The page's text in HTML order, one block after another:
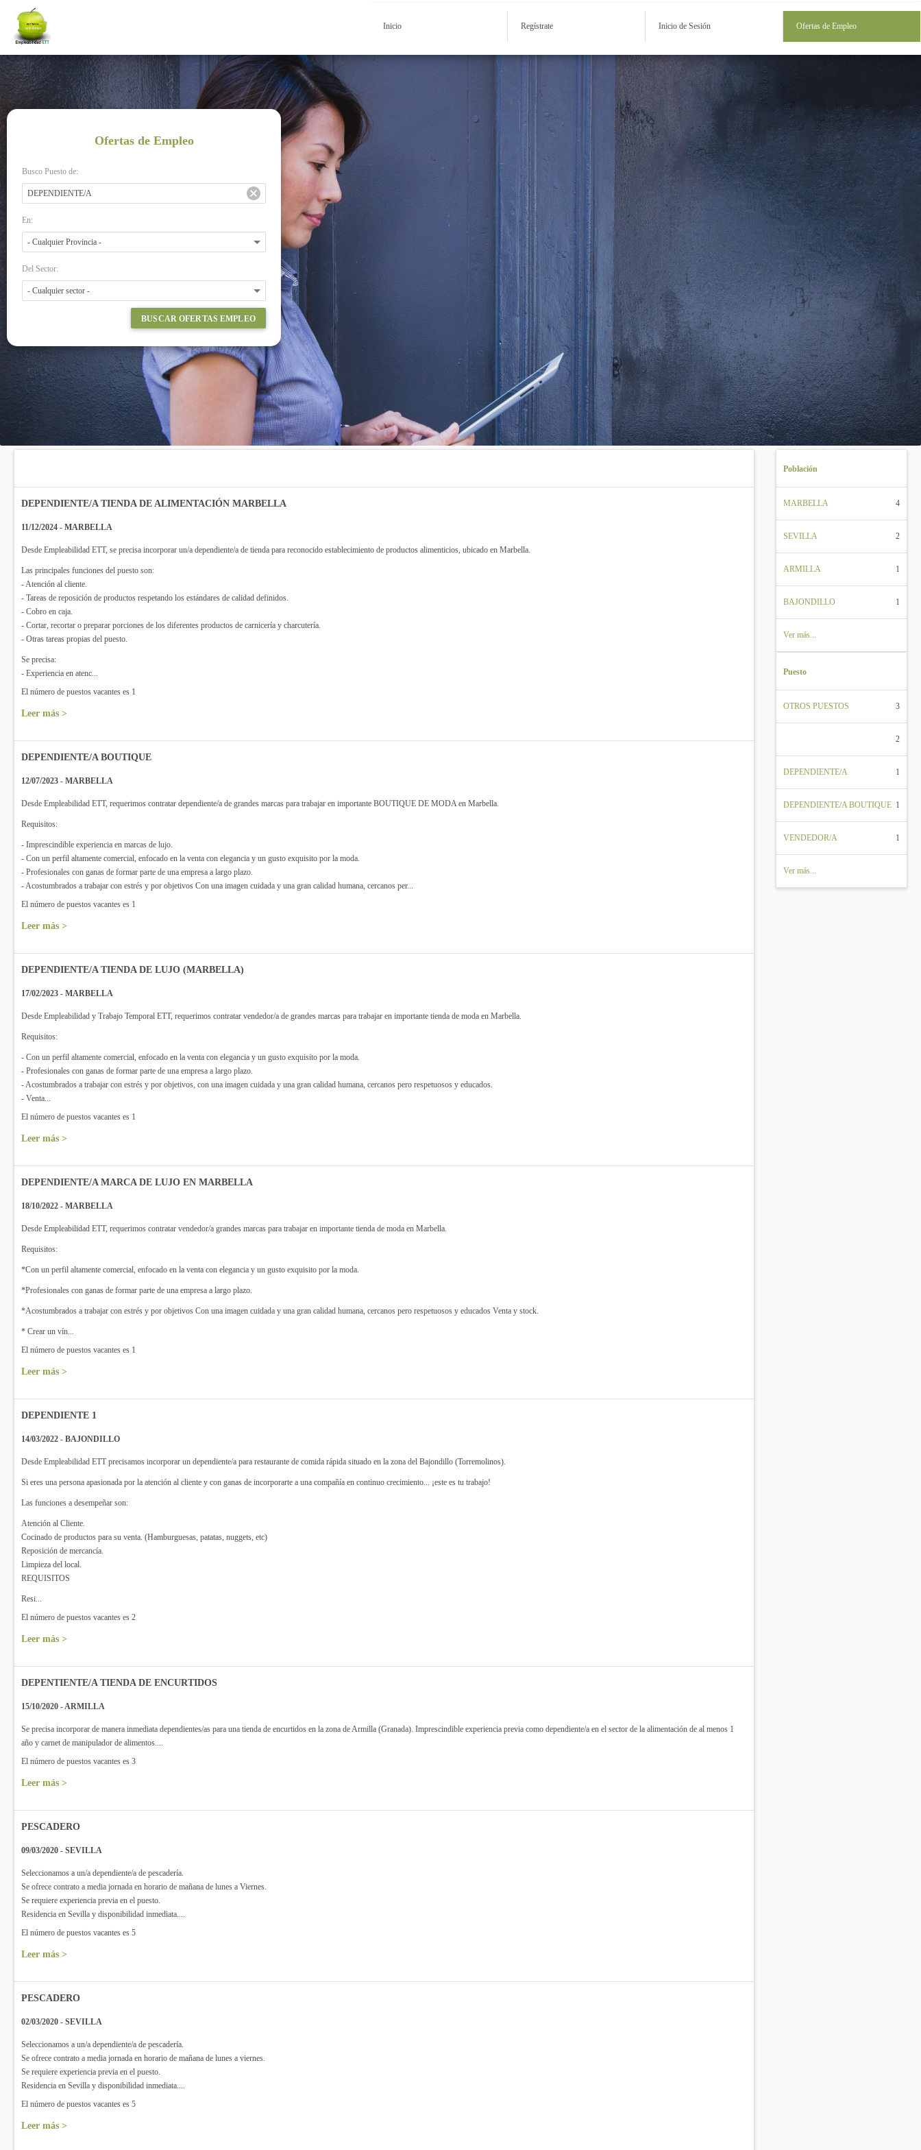
Inicio Regístrate Inicio de Sesión Ofertas de Empleo
Ofertas de Empleo
Busco Puesto de:
En:
Del Sector:
BUSCAR OFERTAS EMPLEO
DEPENDIENTE/A TIENDA DE ALIMENTACIÓN MARBELLA
11/12/2024 - MARBELLA
Desde Empleabilidad ETT, se precisa incorporar un/a dependiente/a de tienda para reconocido establecimiento de productos alimenticios, ubicado en Marbella.
Las principales funciones del puesto son:
- Atención al cliente.
- Tareas de reposición de productos respetando los estándares de calidad definidos.
- Cobro en caja.
- Cortar, recortar o preparar porciones de los diferentes productos de carnicería y charcutería.
- Otras tareas propias del puesto.
Se precisa:
- Experiencia en atenc...
El número de puestos vacantes es 1
Leer más >
DEPENDIENTE/A BOUTIQUE
12/07/2023 - MARBELLA
Desde Empleabilidad ETT, requerimos contratar dependiente/a de grandes marcas para trabajar en importante BOUTIQUE DE MODA en Marbella.
Requisitos:
- Imprescindible experiencia en marcas de lujo.
- Con un perfil altamente comercial, enfocado en la venta con elegancia y un gusto exquisito por la moda.
- Profesionales con ganas de formar parte de una empresa a largo plazo.
- Acostumbrados a trabajar con estrés y por objetivos Con una imagen cuidada y una gran calidad humana, cercanos per...
El número de puestos vacantes es 1
Leer más >
DEPENDIENTE/A TIENDA DE LUJO (MARBELLA)
17/02/2023 - MARBELLA
Desde Empleabilidad y Trabajo Temporal ETT, requerimos contratar vendedor/a de grandes marcas para trabajar en importante tienda de moda en Marbella.
Requisitos:
- Con un perfil altamente comercial, enfocado en la venta con elegancia y un gusto exquisito por la moda.
- Profesionales con ganas de formar parte de una empresa a largo plazo.
- Acostumbrados a trabajar con estrés y por objetivos, con una imagen cuidada y una gran calidad humana, cercanos pero respetuosos y educados.
- Venta...
El número de puestos vacantes es 1
Leer más >
DEPENDIENTE/A MARCA DE LUJO EN MARBELLA
18/10/2022 - MARBELLA
Desde Empleabilidad ETT, requerimos contratar vendedor/a grandes marcas para trabajar en importante tienda de moda en Marbella.
Requisitos:
*Con un perfil altamente comercial, enfocado en la venta con elegancia y un gusto exquisito por la moda.
*Profesionales con ganas de formar parte de una empresa a largo plazo.
*Acostumbrados a trabajar con estrés y por objetivos Con una imagen cuidada y una gran calidad humana, cercanos pero respetuosos y educados Venta y stock.
* Crear un vín...
El número de puestos vacantes es 1
Leer más >
DEPENDIENTE 1
14/03/2022 - BAJONDILLO
Desde Empleabilidad ETT precisamos incorporar un dependiente/a para restaurante de comida rápida situado en la zona del Bajondillo (Torremolinos).
Si eres una persona apasionada por la atención al cliente y con ganas de incorporarte a una compañía en continuo crecimiento... ¡este es tu trabajo!
Las funciones a desempeñar son:
Atención al Cliente.
Cocinado de productos para su venta. (Hamburguesas, patatas, nuggets, etc)
Reposición de mercancía.
Limpieza del local.
REQUISITOS
Resi...
El número de puestos vacantes es 2
Leer más >
DEPENTIENTE/A TIENDA DE ENCURTIDOS
15/10/2020 - ARMILLA
Se precisa incorporar de manera inmediata dependientes/as para una tienda de encurtidos en la zona de Armilla (Granada). Imprescindible experiencia previa como dependiente/a en el sector de la alimentación de al menos 1
año y carnet de manipulador de alimentos....
El número de puestos vacantes es 3
Leer más >
PESCADERO
09/03/2020 - SEVILLA
Seleccionamos a un/a dependiente/a de pescadería.
Se ofrece contrato a media jornada en horario de mañana de lunes a Viernes.
Se requiere experiencia previa en el puesto.
Residencia en Sevilla y disponibilidad inmediata....
El número de puestos vacantes es 5
Leer más >
PESCADERO
02/03/2020 - SEVILLA
Seleccionamos a un/a dependiente/a de pescadería.
Se ofrece contrato a media jornada en horario de mañana de lunes a viernes.
Se requiere experiencia previa en el puesto.
Residencia en Sevilla y disponibilidad inmediata....
El número de puestos vacantes es 5
Leer más >
Población
MARBELLA 4
SEVILLA 2
ARMILLA 1
BAJONDILLO 1
Ver más...
Puesto
OTROS PUESTOS 3
2
DEPENDIENTE/A 1
DEPENDIENTE/A BOUTIQUE 1
VENDEDOR/A 1
Ver más...